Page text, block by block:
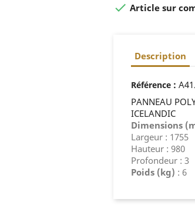
 Article sur
Description
Référence :
PANNEAU
ICELANDIC
Dimensions
Largeur : 1755
Hauteur : 980
Profondeur : 3
Poids (kg) : 6